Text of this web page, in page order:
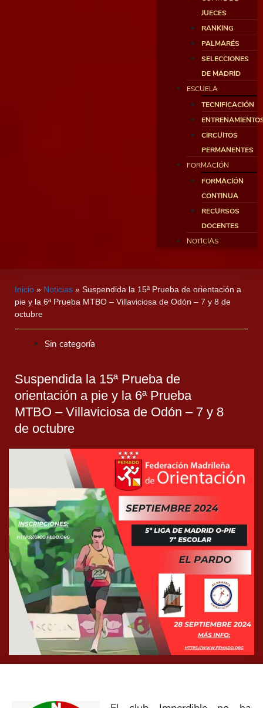
JUECES
RANKING
PALMARÉS
SELECCIONES
DE MADRID
ESCUELA
TECNIFICACIÓN
CIRCUITOS
PERMANENTES
FORMACIÓN
FORMACIÓN
CONTINUA
RECURSOS
DOCENTES
NOTICIAS
Inicio » Noticias » Suspendida la 15ª Prueba de orientación a
pie y la 6ª Prueba MTBO – Villaviciosa de Odón – 7 y 8 de
octubre
Sin categoría
Suspendida la 15ª Prueba de
orientación a pie y la 6ª Prueba
MTBO – Villaviciosa de Odón – 7 y 8
de octubre